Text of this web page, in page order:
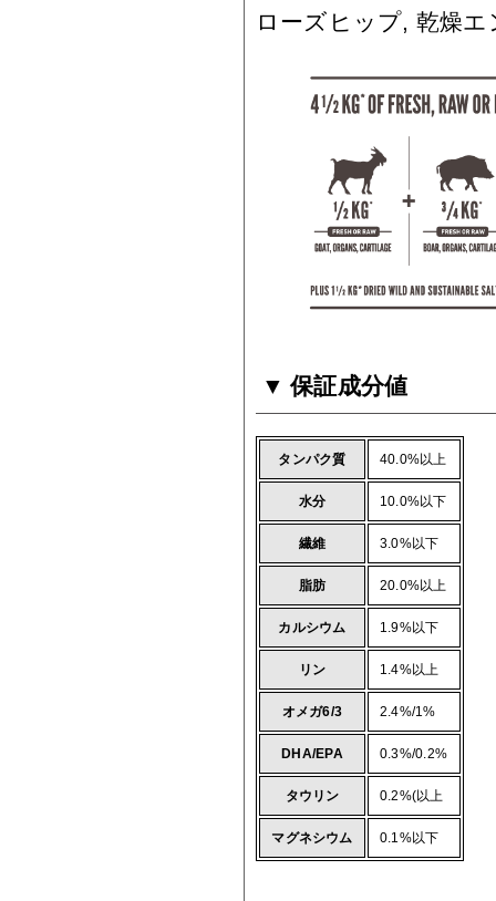
ローズヒップ, 乾燥
保証成分値
タンパク質 40.0%以上
水分 10.0%以下
繊維 3.0%以下
脂肪 20.0%以上
カルシウム 1.9%以下
リン 1.4%以上
オメガ6/3 2.4%/1%
DHA/EPA 0.3%/0.2%
タウリン 0.2%(以上
マグネシウム 0.1%以下